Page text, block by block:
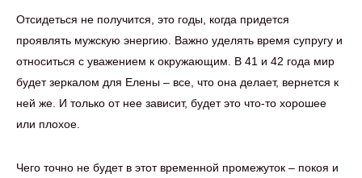
Отсидеться не получится, это годы, когда придется
проявлять мужскую энергию. Важно уделять время супругу и
относиться с уважением к окружающим. В 41 и 42 года мир
будет зеркалом для Елены – все, что она делает, вернется к
ней же. И только от нее зависит, будет это что-то хорошее
или плохое.
Чего точно не будет в этот временной промежуток – покоя и